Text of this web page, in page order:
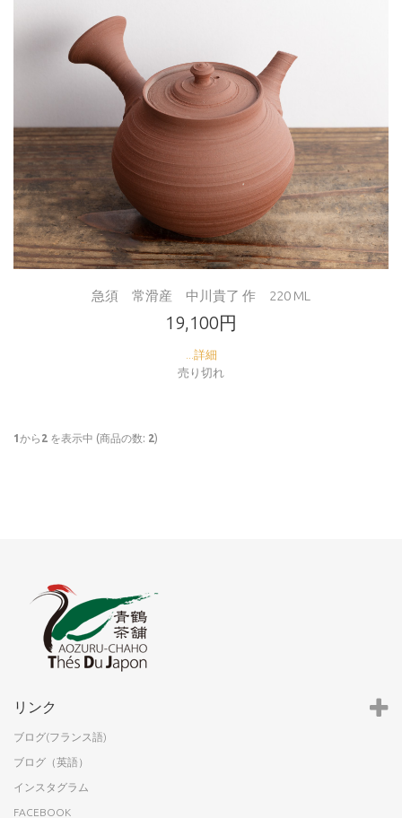
急須 常滑産 中川貴了 作 220 ML
19,100円
...詳細
売り切れ
1から 2 を表示中 (商品の数: 2)
リンク
ブログ(フランス語)
ブログ（英語）
インスタグラム
FACEBOOK